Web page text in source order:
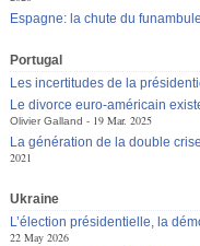
Espagne: la chute du
Portugal
Les incertitudes de la
Le divorce euro-américain
Olivier Galland
19 Mar. 2025
La génération de la double
2021
Ukraine
L’élection présidentielle, la
22 May 2026